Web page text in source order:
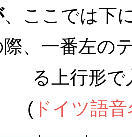
、ここでは下
際、一番左の
る上行形
( ドイツ語